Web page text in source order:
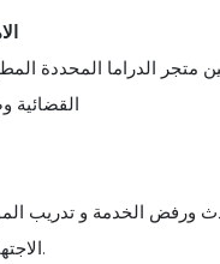
الدراما المحددة
القضائية
ورفض الخدمة و تدريب
الاجتهاد والمسؤولية.